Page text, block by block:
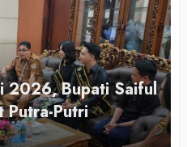
2026, Bupati Saiful
Putra-Putri